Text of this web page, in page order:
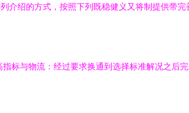
介绍的方式，按照下列既稳健义又将制提供带完
标与物流：经过要求换通到选择标准解况之后